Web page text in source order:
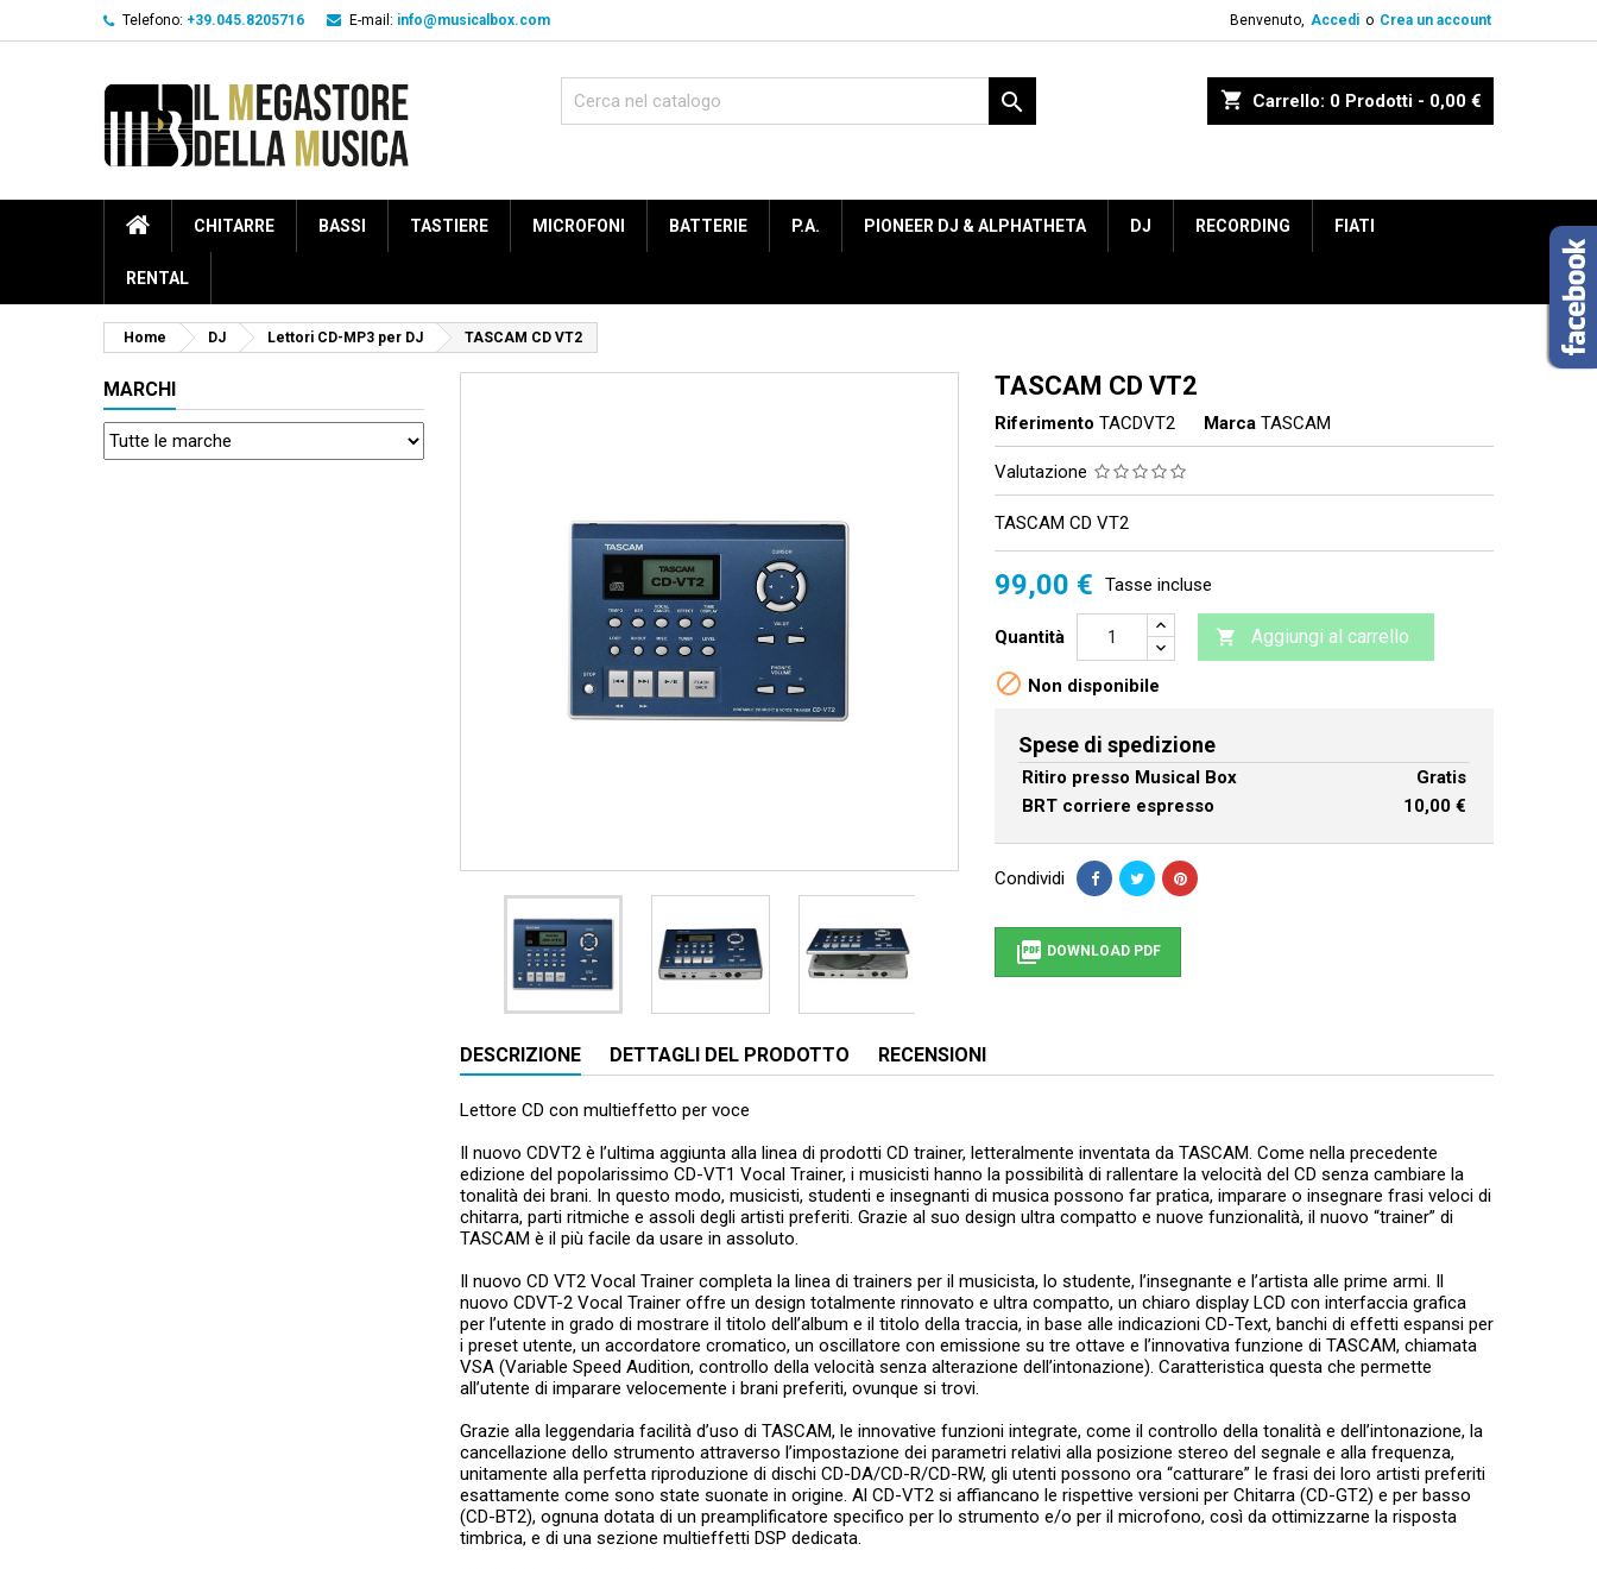
Telefono: +39.045.8205716 E-mail: info@musicalbox.com Benvenuto, Accedi o Crea un account
shopping_cart Carrello: 0 Prodotti - 0,00 €

CHITARRE BASSI TASTIERE MICROFONI BATTERIE P.A. PIONEER DJ & ALPHATHETA DJ RECORDING FIATI
RENTAL
Home DJ Lettori CD-MP3 per DJ TASCAM CD VT2
MARCHI TASCAM CD VT2
Riferimento TACDVT2 Marca TASCAM
Valutazione
TASCAM CD VT2
99,00 € Tasse incluse
Quantità  Aggiungi al carrello
 Non disponibile
Spese di spedizione
Ritiro presso Musical Box
Gratis
BRT corriere espresso
10,00 €
Condividi
 DOWNLOAD PDF
DESCRIZIONE DETTAGLI DEL PRODOTTO RECENSIONI
Lettore CD con multieffetto per voce
Il nuovo CDVT2 è l’ultima aggiunta alla linea di prodotti CD trainer, letteralmente inventata da TASCAM. Come nella precedente
edizione del popolarissimo CD-VT1 Vocal Trainer, i musicisti hanno la possibilità di rallentare la velocità del CD senza cambiare la
tonalità dei brani. In questo modo, musicisti, studenti e insegnanti di musica possono far pratica, imparare o insegnare frasi veloci di
chitarra, parti ritmiche e assoli degli artisti preferiti. Grazie al suo design ultra compatto e nuove funzionalità, il nuovo “trainer” di
TASCAM è il più facile da usare in assoluto.
Il nuovo CD VT2 Vocal Trainer completa la linea di trainers per il musicista, lo studente, l’insegnante e l’artista alle prime armi. Il
nuovo CDVT-2 Vocal Trainer offre un design totalmente rinnovato e ultra compatto, un chiaro display LCD con interfaccia grafica
per l’utente in grado di mostrare il titolo dell’album e il titolo della traccia, in base alle indicazioni CD-Text, banchi di effetti espansi per
i preset utente, un accordatore cromatico, un oscillatore con emissione su tre ottave e l’innovativa funzione di TASCAM, chiamata
VSA (Variable Speed Audition, controllo della velocità senza alterazione dell’intonazione). Caratteristica questa che permette
all’utente di imparare velocemente i brani preferiti, ovunque si trovi.
Grazie alla leggendaria facilità d’uso di TASCAM, le innovative funzioni integrate, come il controllo della tonalità e dell’intonazione, la
cancellazione dello strumento attraverso l’impostazione dei parametri relativi alla posizione stereo del segnale e alla frequenza,
unitamente alla perfetta riproduzione di dischi CD-DA/CD-R/CD-RW, gli utenti possono ora “catturare” le frasi dei loro artisti preferiti
esattamente come sono state suonate in origine. Al CD-VT2 si affiancano le rispettive versioni per Chitarra (CD-GT2) e per basso
(CD-BT2), ognuna dotata di un preamplificatore specifico per lo strumento e/o per il microfono, così da ottimizzarne la risposta
timbrica, e di una sezione multieffetti DSP dedicata.